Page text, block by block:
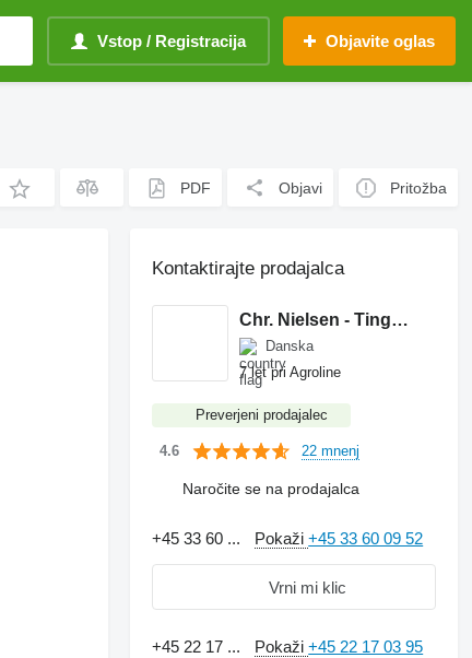
Vstop / Registracija Objavite oglas
PDF Objavi Pritožba
Kontaktirajte prodajalca
Chr. Nielsen - Tingheden A/S
Danska
7 let pri Agroline
Preverjeni prodajalec
4.6 22 mnenj
Naročite se na prodajalca
+45 33 60 ... Pokaži+45 33 60 09 52
Vrni mi klic
+45 22 17 ... Pokaži+45 22 17 03 95